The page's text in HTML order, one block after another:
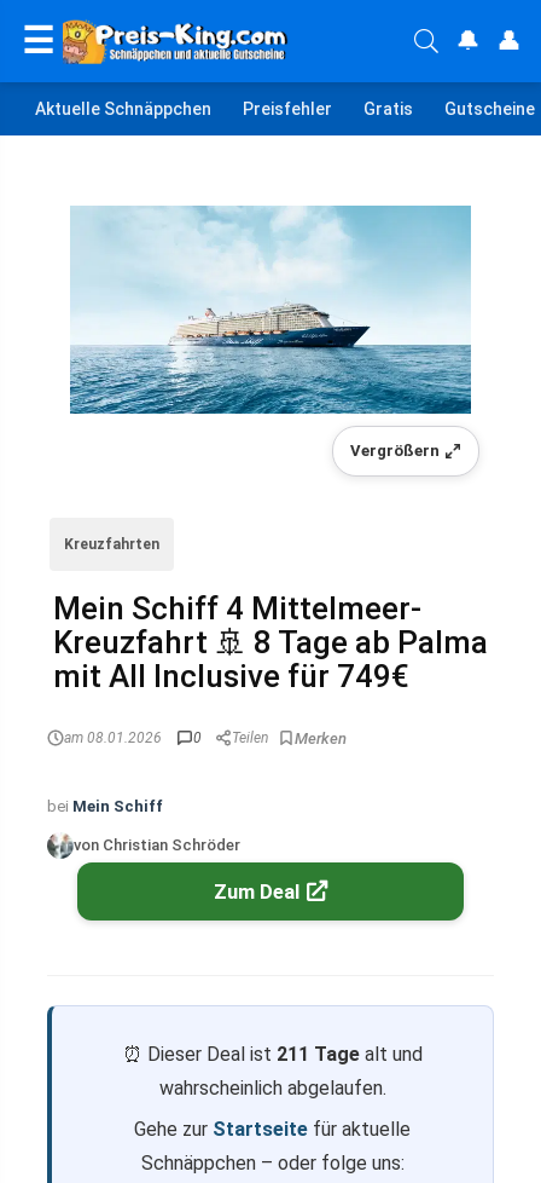
☰ 🔔 👤
Aktuelle Schnäppchen Preisfehler Gratis Gutscheine
Vergrößern
Kreuzfahrten
Mein Schiff 4 Mittelmeer-
Kreuzfahrt 🚢 8 Tage ab Palma
mit All Inclusive für 749€
am 08.01.2026 0 Teilen
bei Mein Schiff
von Christian Schröder
Zum Deal
⏰ Dieser Deal ist 211 Tagealt und
wahrscheinlich abgelaufen.
Gehe zur Startseite für aktuelle
Schnäppchen – oder folge uns: